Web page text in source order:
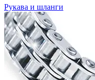
Рукава и шланги